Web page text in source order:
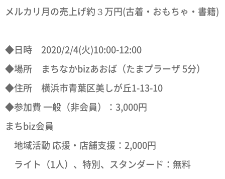
メルカリ月の売上げ約３万円(古着・おもちゃ・書籍)
◆日時 2020/2/4(火)10:00-12:00
◆場所 まちなかbizあおば（たまプラーザ 5分）
◆住所 横浜市青葉区美しが丘1-13-10
◆参加費 一般（非会員）：3,000円
まちbiz会員
地域活動 応援・店舗支援：2,000円
ライト（1人）、特別、スタンダード：無料